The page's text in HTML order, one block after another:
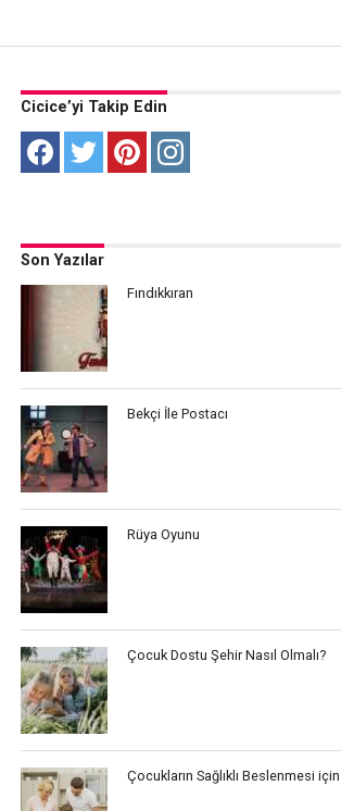
Cicice’yi Takip Edin
Son Yazılar
Fındıkkıran
Bekçi İle Postacı
Rüya Oyunu
Çocuk Dostu Şehir Nasıl Olmalı?
Çocukların Sağlıklı Beslenmesi